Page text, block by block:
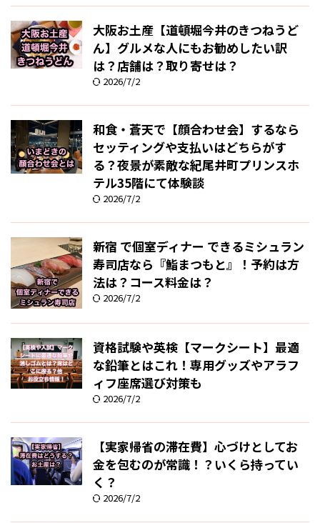
大阪お土産【道頓堀今井のきつねうど
ん】グルメな人にもお勧めしたい訳
は？店舗は？取り寄せは？
2026/7/2
和食・蒼天で【顔合わせ会】するなら
セッティングや支払いはどちらがす
る？夜景が素敵な紀尾井町プリンスホ
テル35階にて体験談
2026/7/2
新宿 で個室ディナー できるミシュラン
寿司店なら『鮨まつもと』！予約は方
法は？コース料金は？
2026/7/2
資格試験や英検【マークシート】最適
な鉛筆とはこれ！専用グッズやアラフ
ィフ座席選び対策も
2026/7/2
【実家帰省の滞在費】心づけとしてお
金を包むのが常識！？いくら持ってい
く？
2026/7/2